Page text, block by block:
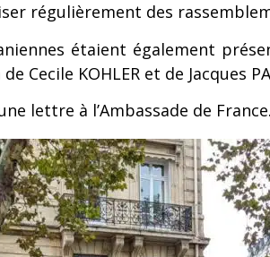
régulièrement des
étaient également
Cecile KOHLER et de Jacques
lettre à l’Ambassade de France.